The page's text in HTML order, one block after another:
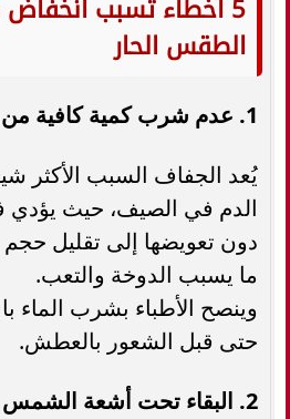
5 أخطاء تسبب
الطقس الحار
1. عدم شرب كمية كافية من الماء
يُعد الجفاف السبب الأكثر
الدم في الصيف، حيث يؤدي
دون تعويضها إلى تقليل
ما يسبب الدوخة والتعب.
وينصح الأطباء بشرب الماء
حتى قبل الشعور بالعطش.
2. البقاء تحت أشعة الشمس لفترات طويلة